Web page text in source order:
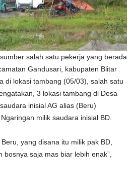
salah satu pekerja yang berada
Gandusari, kabupaten Blitar
di lokasi tambang (05/03), salah satu
3 lokasi tambang di Desa
inisial AG alias (Beru)
milik saudara inisial BD.
yang disana itu milik pak BD,
saja mas biar lebih enak”,